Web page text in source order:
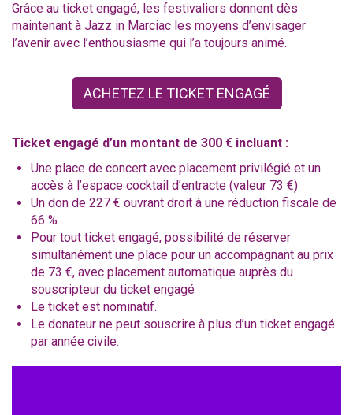
Grâce au ticket engagé, les festivaliers donnent dès
maintenant à Jazz in Marciac les moyens d’envisager
l’avenir avec l’enthousiasme qui l’a toujours animé.
ACHETEZ LE TICKET ENGAGÉ
Ticket engagé d’un montant de 300 € incluant :
Une place de concert avec placement privilégié et un
accès à l’espace cocktail d’entracte (valeur 73 €)
Un don de 227 € ouvrant droit à une réduction fiscale de
66 %
Pour tout ticket engagé, possibilité de réserver
simultanément une place pour un accompagnant au prix
de 73 €, avec placement automatique auprès du
souscripteur du ticket engagé
Le ticket est nominatif.
Le donateur ne peut souscrire à plus d’un ticket engagé
par année civile.